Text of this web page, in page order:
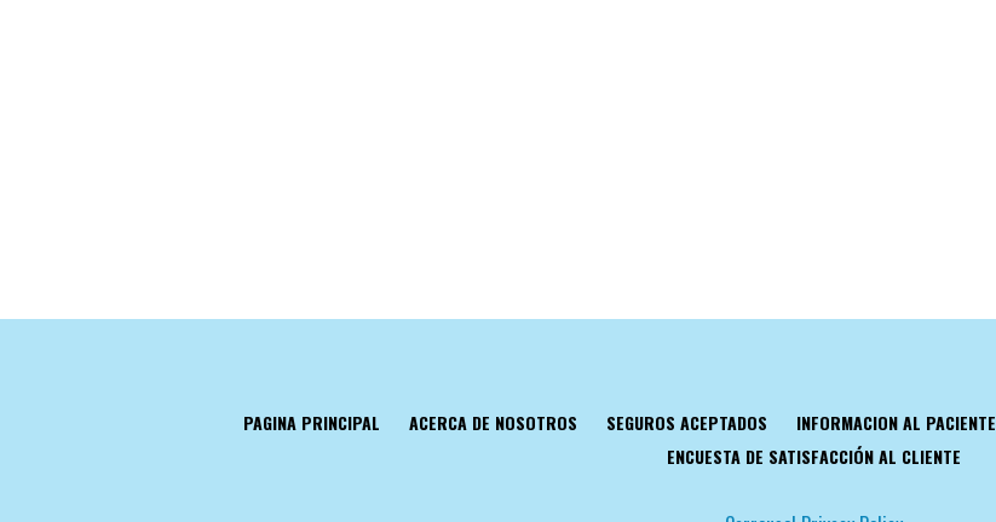
PAGINA PRINCIPAL ACERCA DE NOSOTROS SEGUROS ACEPTADOS INFORMACION AL PACIENTE
ENCUESTA DE SATISFACCIÓN AL CLIENTE